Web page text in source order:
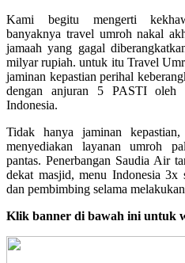
Kami begitu mengerti
banyaknya travel umroh nakal
jamaah yang gagal
milyar rupiah. untuk itu Travel
jaminan kepastian perihal
dengan anjuran 5 PASTI oleh
Indonesia.
Tidak hanya jaminan
menyediakan layanan umroh
pantas. Penerbangan Saudia Air
dekat masjid, menu Indonesia
dan pembimbing selama
Klik banner di bawah ini untuk